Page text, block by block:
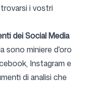
i vostri
dei Social Media
sono miniere d'oro
Instagram e
di analisi che